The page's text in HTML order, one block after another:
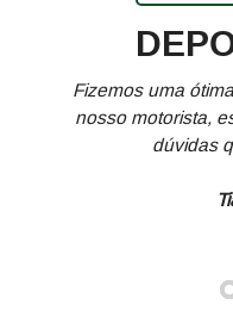
Fizemos uma
nosso motorista,
dúvidas